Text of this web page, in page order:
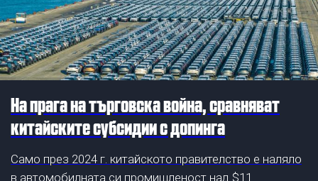
На прага на търговска война, сравняват
китайските субсидии с допинга
Само през 2024 г. китайското правителство е наляло
в автомобилната си промишленост над $11